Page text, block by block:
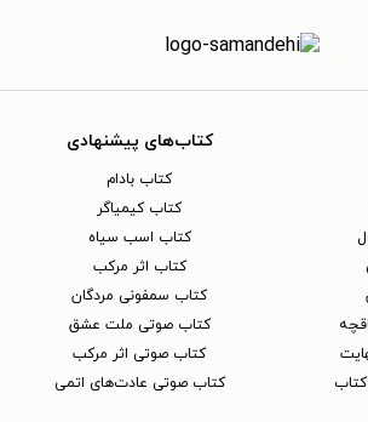
کتاب‌های پیشنهادی
کتاب بادام
کتاب کیمیاگر
کتاب اسب سیاه
کتاب اثر مرکب
کتاب سمفونی مردگان
کتاب صوتی ملت عشق
کتاب صوتی اثر مرکب
کتاب صوتی عادت‌های اتمی